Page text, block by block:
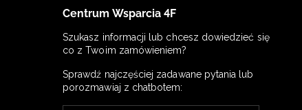
Centrum Wsparcia 4F
Szukasz informacji lub chcesz dowiedzieć się
co z Twoim zamówieniem?
Sprawdź najczęściej zadawane pytania lub
porozmawiaj z chatbotem: